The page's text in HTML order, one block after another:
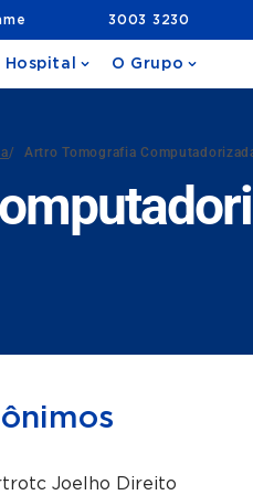
3003 3230
Hospital O Grupo
/ Artro Tomografia
Joelho Direito